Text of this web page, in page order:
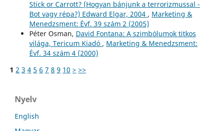
Stick or Carrott? (Hogyan bánjunk a terrorizmussal -
Bot vagy répa?) Edward Elgar, 2004 , Marketing &
Menedzsment: Évf. 39 szám 2 (2005)
Péter Osman, David Fontana: A szimbólumok titkos
világa, Tericum Kiadó , Marketing & Menedzsment:
Évf. 34 szám 4 (2000)
1 2 3 4 5 6 7 8 9 10 > >>
Nyelv
English